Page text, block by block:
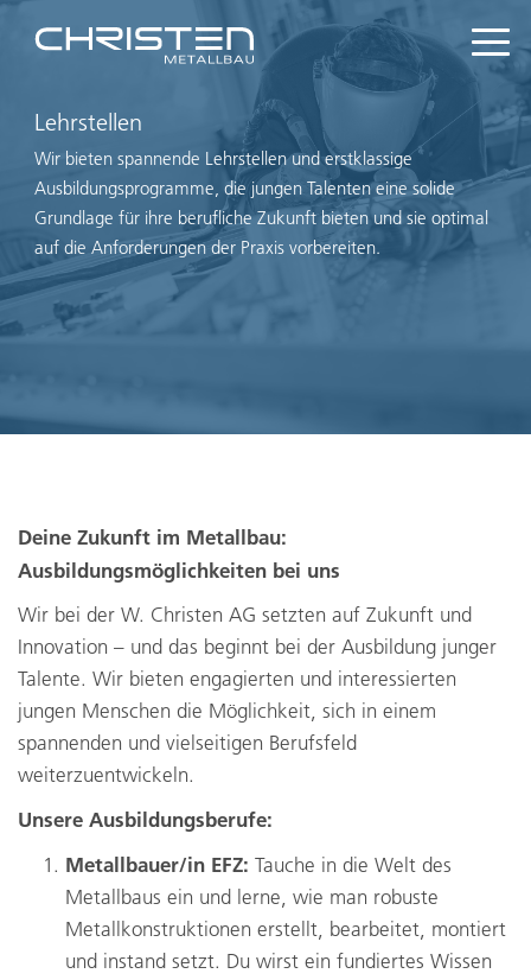
Lehrstellen
Wir bieten spannende Lehrstellen und erstklassige
Ausbildungsprogramme, die jungen Talenten eine solide
Grundlage für ihre berufliche Zukunft bieten und sie optimal
auf die Anforderungen der Praxis vorbereiten.
Deine Zukunft im Metallbau:
Ausbildungsmöglichkeiten bei uns
Wir bei der W. Christen AG setzten auf Zukunft und
Innovation – und das beginnt bei der Ausbildung junger
Talente. Wir bieten engagierten und interessierten
jungen Menschen die Möglichkeit, sich in einem
spannenden und vielseitigen Berufsfeld
weiterzuentwickeln.
Unsere Ausbildungsberufe:
Metallbauer/in EFZ: Tauche in die Welt des
Metallbaus ein und lerne, wie man robuste
Metallkonstruktionen erstellt, bearbeitet, montiert
und instand setzt. Du wirst ein fundiertes Wissen